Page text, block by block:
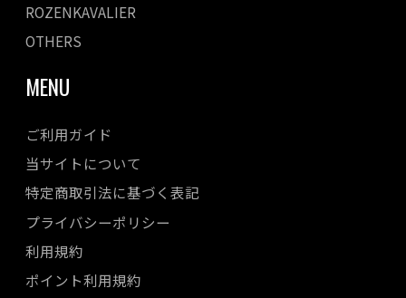
ROZENKAVALIER
OTHERS
MENU
ご利用ガイド
当サイトについて
特定商取引法に基づく表記
プライバシーポリシー
利用規約
ポイント利用規約